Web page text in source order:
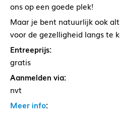
ons op een goede plek!
Maar je bent natuurlijk ook
voor de gezelligheid langs te
Entreeprijs:
gratis
Aanmelden via:
nvt
Meer info: